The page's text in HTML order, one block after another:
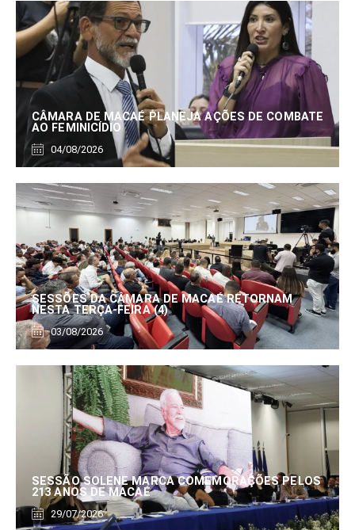
CÂMARA DE MACAÉ PLANEJA AÇÕES DE COMBATE
AO FEMINICÍDIO
04/08/2026
SESSÕES DA CÂMARA DE MACAÉ RETORNAM
NESTA TERÇA-FEIRA (4)
03/08/2026
SESSÃO SOLENE MARCA COMEMORAÇÕES PELOS
213 ANOS DE MACAÉ
29/07/2026